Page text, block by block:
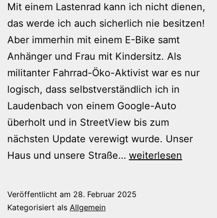
Mit einem Lastenrad kann ich nicht dienen,
das werde ich auch sicherlich nie besitzen!
Aber immerhin mit einem E-Bike samt
Anhänger und Frau mit Kindersitz. Als
militanter Fahrrad-Öko-Aktivist war es nur
logisch, dass selbstverständlich ich in
Laudenbach von einem Google-Auto
überholt und in StreetView bis zum
nächsten Update verewigt wurde. Unser
Haus und unsere Straße… Öko-
weiterlesen
Veröffentlicht am 28. Februar 2025
Kategorisiert als Allgemein